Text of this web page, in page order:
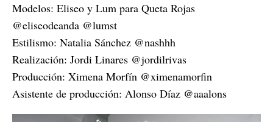
Modelos: Eliseo y Lum para Queta Rojas
@eliseodeanda @lumst
Estilismo: Natalia Sánchez @nashhh
Realización: Jordi Linares @jordilrivas
Producción: Ximena Morfín @ximenamorfin
Asistente de producción: Alonso Díaz @aaalons